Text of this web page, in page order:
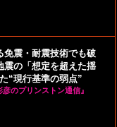
免震・耐震技術でも破
震の「想定を超えた揺
“現行基準の弱点”
のプリンストン通信』